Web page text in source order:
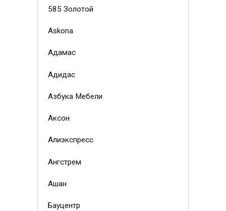
585 Золотой
Askona
Адамас
Адидас
Азбука Мебели
Аксон
Алиэкспресс
Ангстрем
Ашан
Бауцентр